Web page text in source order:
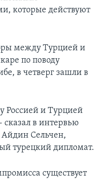
которые действуют
между Турцией и
по поводу
в четверг зашли в
Россией и Турцией
сказал в интервью
Айдин Сельчен,
турецкий дипломат.
существует